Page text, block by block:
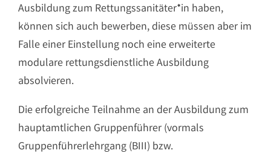
Ausbildung zum Rettungssanitäter*in haben,
können sich auch bewerben, diese müssen aber im
Falle einer Einstellung noch eine erweiterte
modulare rettungsdienstliche Ausbildung
absolvieren.
Die erfolgreiche Teilnahme an der Ausbildung zum
hauptamtlichen Gruppenführer (vormals
Gruppenführerlehrgang (BIII) bzw.